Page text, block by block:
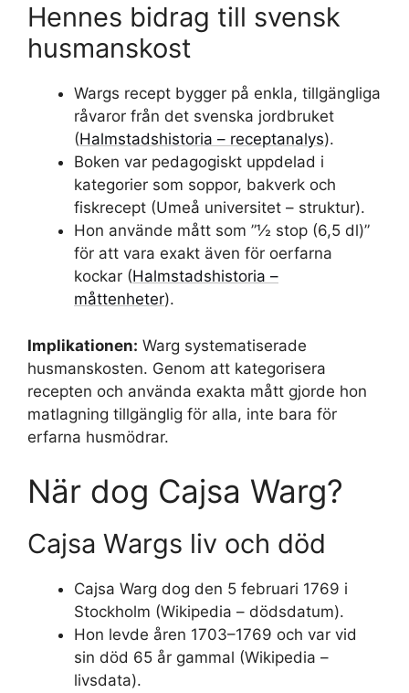
Hennes bidrag till svensk
husmanskost
Wargs recept bygger på enkla, tillgängliga
råvaror från det svenska jordbruket
(Halmstadshistoria – receptanalys).
Boken var pedagogiskt uppdelad i
kategorier som soppor, bakverk och
fiskrecept (Umeå universitet – struktur).
Hon använde mått som ”½ stop (6,5 dl)”
för att vara exakt även för oerfarna
kockar (Halmstadshistoria –
måttenheter).
Implikationen: Warg systematiserade
husmanskosten. Genom att kategorisera
recepten och använda exakta mått gjorde hon
matlagning tillgänglig för alla, inte bara för
erfarna husmödrar.
När dog Cajsa Warg?
Cajsa Wargs liv och död
Cajsa Warg dog den 5 februari 1769 i
Stockholm (Wikipedia – dödsdatum).
Hon levde åren 1703–1769 och var vid
sin död 65 år gammal (Wikipedia –
livsdata).